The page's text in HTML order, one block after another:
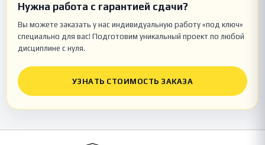
Нужна работа с гарантией сдачи?
Вы можете заказать у нас индивидуальную работу «под ключ»
специально для вас! Подготовим уникальный проект по любой
дисциплине с нуля.
УЗНАТЬ СТОИМОСТЬ ЗАКАЗА